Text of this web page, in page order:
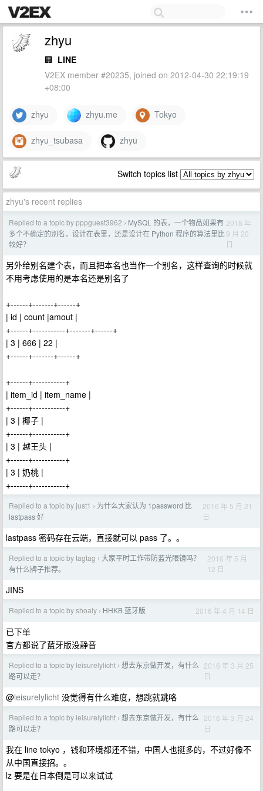
zhyu
🏢 LINE
V2EX member #20235, joined on 2012-04-30 22:19:19
+08:00
zhyu zhyu.me Tokyo
zhyu_tsubasa zhyu
Switch topics list
zhyu's recent replies
Replied to a topic by pppguest3962 › MySQL 的表，一个物品如果有
多个不确定的别名，设计在表里，还是设计在 Python 程序的算法里比
较好？
2018 年
9 月 20
日
另外给别名建个表，而且把本名也当作一个别名，这样查询的时候就
不用考虑使用的是本名还是别名了
+------+-------+------+
| id | count |amout |
+------+-----------+-------+------+
| 3 | 666 | 22 |
+------+-------+------+
+------+-----------+
| item_id | item_name |
+------+-----------+
| 3 | 椰子 |
+------+-----------+
| 3 | 越王头 |
+------+-----------+
| 3 | 奶桃 |
+------+-----------+
Replied to a topic by just1 › 为什么大家认为 1password 比
lastpass 好
2016 年 5 月 21
日
lastpass 密码存在云端，直接就可以 pass 了。。
Replied to a topic by tagtag › 大家平时工作带防蓝光眼镜吗？
有什么牌子推荐。
2016 年 5 月
12 日
JINS
Replied to a topic by shoaly › HHKB 蓝牙版 2016 年 4 月 14 日
已下单
官方都说了蓝牙版没静音
Replied to a topic by leisurelylicht › 想去东京做开发，有什么
路可以走？
2016 年 3 月 25
日
@leisurelylicht 没觉得有什么难度，想跳就跳咯
Replied to a topic by leisurelylicht › 想去东京做开发，有什么
路可以走？
2016 年 3 月 24
日
我在 line tokyo ，钱和环境都还不错，中国人也挺多的，不过好像不
从中国直接招。。
lz 要是在日本倒是可以来试试